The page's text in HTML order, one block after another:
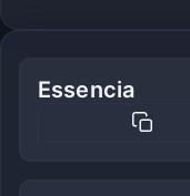
Essencia